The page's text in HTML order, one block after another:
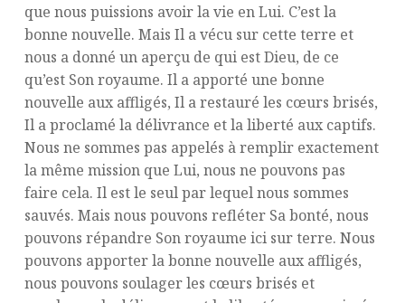
que nous puissions avoir la vie en Lui. C’est la
bonne nouvelle. Mais Il a vécu sur cette terre et
nous a donné un aperçu de qui est Dieu, de ce
qu’est Son royaume. Il a apporté une bonne
nouvelle aux affligés, Il a restauré les cœurs brisés,
Il a proclamé la délivrance et la liberté aux captifs.
Nous ne sommes pas appelés à remplir exactement
la même mission que Lui, nous ne pouvons pas
faire cela. Il est le seul par lequel nous sommes
sauvés. Mais nous pouvons refléter Sa bonté, nous
pouvons répandre Son royaume ici sur terre. Nous
pouvons apporter la bonne nouvelle aux affligés,
nous pouvons soulager les cœurs brisés et